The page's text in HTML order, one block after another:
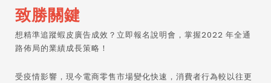
致勝關鍵
想精準追蹤蝦皮廣告成效？立即報名說明會，掌握2022 年全通
路佈局的業績成長策略！
受疫情影響，現今電商零售市場變化快速，消費者行為較以往更